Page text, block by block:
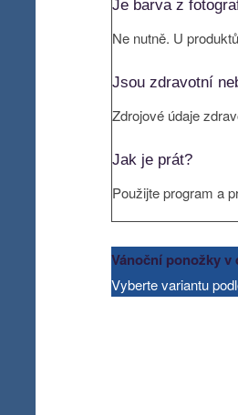
Je barva z
Ne nutně. U
Jsou zdravotní
Zdrojové údaje
Jak je prát?
Použijte program a
Vánoční ponožky v
Vyberte variantu